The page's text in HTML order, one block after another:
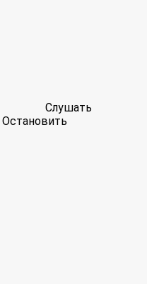
Слушать
Остановить